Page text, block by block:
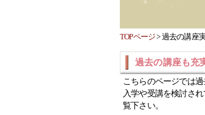
TOPページ>過去の講座
過去の講座も充
こちらのページでは
入学や受講を検討さ
覧下さい。